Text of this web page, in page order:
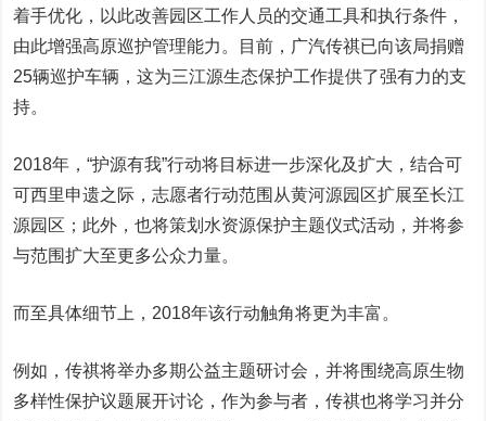
着手优化，以此改善园区工作人员的交通工具和执行条件，
由此增强高原巡护管理能力。目前，广汽传祺已向该局捐赠
25辆巡护车辆，这为三江源生态保护工作提供了强有力的支
持。
2018年，“护源有我”行动将目标进一步深化及扩大，结合可
可西里申遗之际，志愿者行动范围从黄河源园区扩展至长江
源园区；此外，也将策划水资源保护主题仪式活动，并将参
与范围扩大至更多公众力量。
而至具体细节上，2018年该行动触角将更为丰富。
例如，传祺将举办多期公益主题研讨会，并将围绕高原生物
多样性保护议题展开讨论，作为参与者，传祺也将学习并分